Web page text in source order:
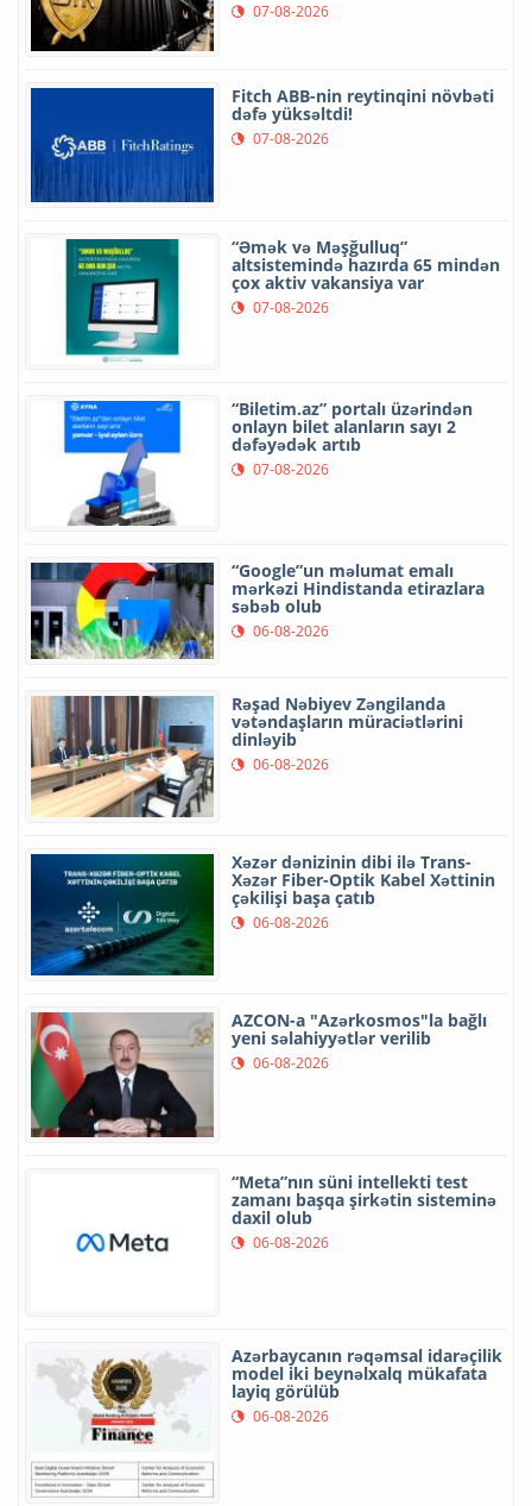
07-08-2026
Fitch ABB-nin reytinqini növbəti
dəfə yüksəltdi!
07-08-2026
“Əmək və Məşğulluq”
altsistemində hazırda 65 mindən
çox aktiv vakansiya var
07-08-2026
“Biletim.az” portalı üzərindən
onlayn bilet alanların sayı 2
dəfəyədək artıb
07-08-2026
“Google”un məlumat emalı
mərkəzi Hindistanda etirazlara
səbəb olub
06-08-2026
Rəşad Nəbiyev Zəngilanda
vətəndaşların müraciətlərini
dinləyib
06-08-2026
Xəzər dənizinin dibi ilə Trans-
Xəzər Fiber-Optik Kabel Xəttinin
çəkilişi başa çatıb
06-08-2026
AZCON-a "Azərkosmos"la bağlı
yeni səlahiyyətlər verilib
06-08-2026
“Meta”nın süni intellekti test
zamanı başqa şirkətin sisteminə
daxil olub
06-08-2026
Azərbaycanın rəqəmsal idarəçilik
model iki beynəlxalq mükafata
layiq görülüb
06-08-2026